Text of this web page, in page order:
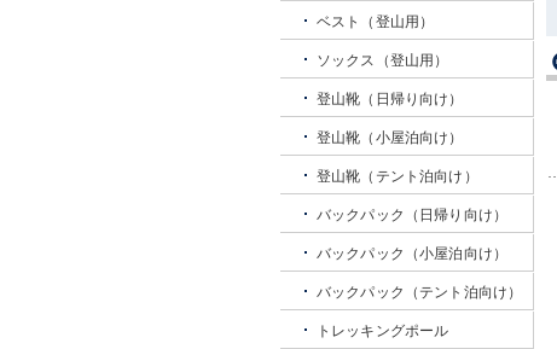
ベスト（登山用）
ソックス（登山用）
登山靴（日帰り向け）
登山靴（小屋泊向け）
登山靴（テント泊向け）
バックパック（日帰り向け）
バックパック（小屋泊向け）
バックパック（テント泊向け）
トレッキングポール